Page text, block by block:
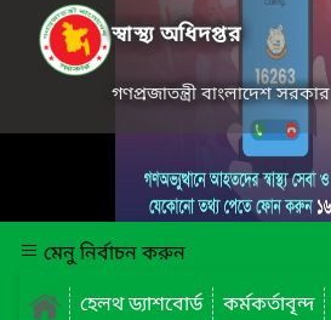
স্বাস্থ্য অধিদপ্তর
গণপ্রজাতন্ত্রী বাংলাদেশ সরকার
মেনু নির্বাচন করুন
হেলথ ড্যাশবোর্ড
কর্মকর্তাবৃন্দ